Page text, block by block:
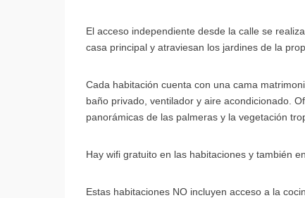
El acceso independiente desde la calle se
casa principal y atraviesan los jardines de la
Cada habitación cuenta con una cama
baño privado, ventilador y aire acondicionado.
panorámicas de las palmeras y la vegetación
Hay wifi gratuito en las habitaciones y también
Estas habitaciones NO incluyen acceso a la